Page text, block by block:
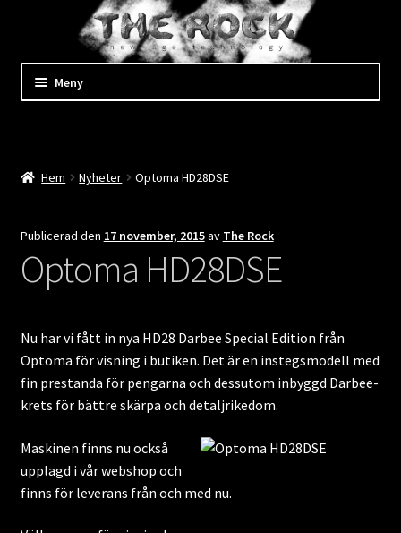
till
till
Meny
Kassan
Kundtjänst
Evenemang
Nyheter
Hem Nyheter Optoma HD28DSE
Publicerad den 17 november, 2015av The Rock
Optoma HD28DSE
Nu har vi fått in nya HD28 Darbee Special Edition från
Optoma för visning i butiken. Det är en instegsmodell med
fin prestanda för pengarna och dessutom inbyggd Darbee-
krets för bättre skärpa och detaljrikedom.
Maskinen finns nu också
upplagd i vår webshop och
finns för leverans från och med nu.